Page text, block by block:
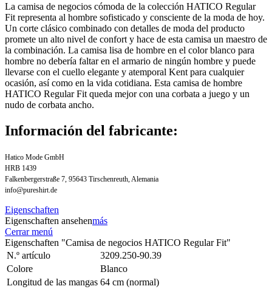
La camisa de negocios cómoda de la colección HATICO Regular
Fit representa al hombre sofisticado y consciente de la moda de hoy.
Un corte clásico combinado con detalles de moda del producto
promete un alto nivel de confort y hace de esta camisa un maestro de
la combinación. La camisa lisa de hombre en el color blanco para
hombre no debería faltar en el armario de ningún hombre y puede
llevarse con el cuello elegante y atemporal Kent para cualquier
ocasión, así como en la vida cotidiana. Esta camisa de hombre
HATICO Regular Fit queda mejor con una corbata a juego y un
nudo de corbata ancho.
Información del fabricante:
Hatico Mode GmbH
HRB 1439
Falkenbergerstraße 7, 95643 Tirschenreuth, Alemania
info@pureshirt.de
Eigenschaften
Eigenschaften ansehenmás
Cerrar menú
Eigenschaften "Camisa de negocios HATICO Regular Fit"
N.º artículo
3209.250-90.39
Colore
Blanco
Longitud de las mangas 64 cm (normal)